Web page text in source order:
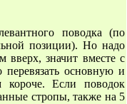
поводка (по
позиции). Но надо
вверх, значит вместе с
основную и
Если поводок
стропы, также на 5